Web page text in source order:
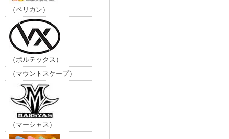
（ペリカン）
（ボルテックス）
（マウントスケープ）
（マーシャス）